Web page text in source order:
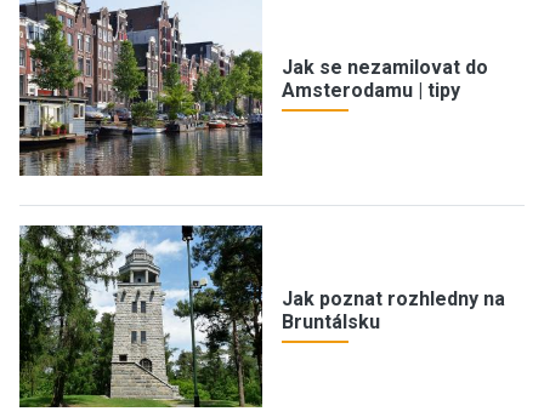
Jak se nezamilovat do
Amsterodamu | tipy
Jak poznat rozhledny na
Bruntálsku